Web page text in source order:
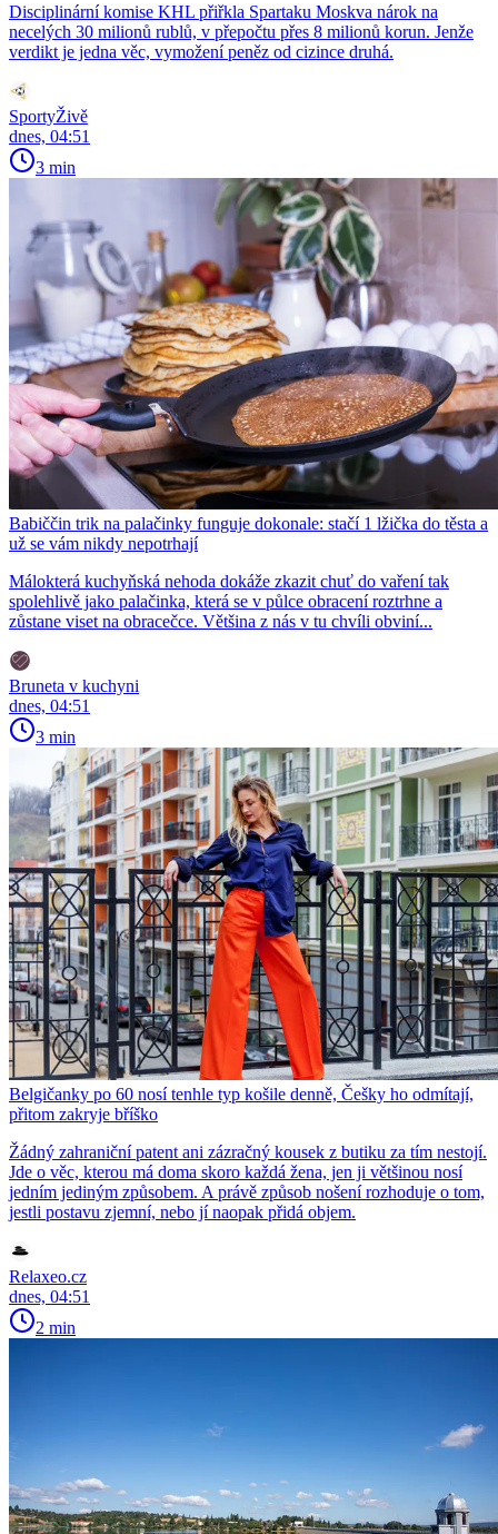
Disciplinární komise KHL přiřkla Spartaku Moskva nárok na
necelých 30 milionů rublů, v přepočtu přes 8 milionů korun. Jenže
verdikt je jedna věc, vymožení peněz od cizince druhá.
SportyŽivě
dnes, 04:51
3 min
Babiččin trik na palačinky funguje dokonale: stačí 1 lžička do těsta a
už se vám nikdy nepotrhají
Málokterá kuchyňská nehoda dokáže zkazit chuť do vaření tak
spolehlivě jako palačinka, která se v půlce obracení roztrhne a
zůstane viset na obracečce. Většina z nás v tu chvíli obviní...
Bruneta v kuchyni
dnes, 04:51
3 min
Belgičanky po 60 nosí tenhle typ košile denně, Češky ho odmítají,
přitom zakryje bříško
Žádný zahraniční patent ani zázračný kousek z butiku za tím nestojí.
Jde o věc, kterou má doma skoro každá žena, jen ji většinou nosí
jedním jediným způsobem. A právě způsob nošení rozhoduje o tom,
jestli postavu zjemní, nebo jí naopak přidá objem.
Relaxeo.cz
dnes, 04:51
2 min